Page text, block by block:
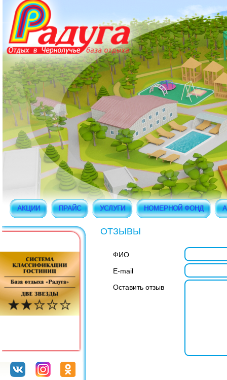
АКЦИИ ПРАЙС УСЛУГИ НОМЕРНОЙ ФОНД
ОТЗЫВЫ
ФИО
E-mail
Оставить отзыв